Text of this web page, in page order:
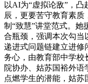
以AI为“虚拟论敌”，
辰，更要苦守教育素质
制“致慧”讲堂范式。她
合瓶颈，强调本次勾当
递进式问题链建立进修
务心，由教育部中学校
院协办、姑苏国裕外语
点燃学生的潜能，姑